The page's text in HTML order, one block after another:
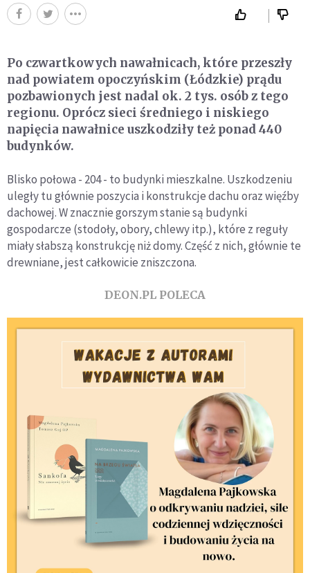
Po czwartkowych nawałnicach, które przeszły
nad powiatem opoczyńskim (Łódzkie) prądu
pozbawionych jest nadal ok. 2 tys. osób z tego
regionu. Oprócz sieci średniego i niskiego
napięcia nawałnice uszkodziły też ponad 440
budynków.
Blisko połowa - 204 - to budynki mieszkalne. Uszkodzeniu
uległy tu głównie poszycia i konstrukcje dachu oraz więźby
dachowej. W znacznie gorszym stanie są budynki
gospodarcze (stodoły, obory, chlewy itp.), które z reguły
miały słabszą konstrukcję niż domy. Część z nich, głównie te
drewniane, jest całkowicie zniszczona.
DEON.PL POLECA